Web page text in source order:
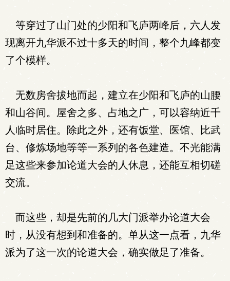
等穿过了山门处的少阳和飞庐两峰后，六人发
现离开九华派不过十多天的时间，整个九峰都变
了个模样。
无数房舍拔地而起，建立在少阳和飞庐的山腰
和山谷间。屋舍之多、占地之广，可以容纳近千
人临时居住。除此之外，还有饭堂、医馆、比武
台、修炼场地等等一系列的各色建造。不光能满
足这些来参加论道大会的人休息，还能互相切磋
交流。
而这些，却是先前的几大门派举办论道大会
时，从没有想到和准备的。单从这一点看，九华
派为了这一次的论道大会，确实做足了准备。